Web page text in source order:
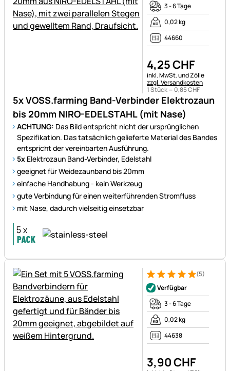
5x VOSS.farming Band-Verbinder Elektrozaun
bis 20mm NIRO-EDELSTAHL (mit Nase)
ACHTUNG: Das Bild entspricht nicht der ursprünglichen
Spezifikation. Das tatsächlich gelieferte Material des Bandes
entspricht der vereinbarten Ausführung.
5x Elektrozaun Band-Verbinder, Edelstahl
geeignet für Weidezaunband bis 20mm
einfache Handhabung - kein Werkzeug
gute Verbindung für einen weiterführenden Stromfluss
mit Nase, dadurch vielseitig einsetzbar
3 - 6 Tage
0,02 kg
44660
4,25CHF
Steuerhinweis:
inkl. MwSt. und Zölle
zzgl. Versandkosten
1 Stück = 0,85CHF
Bewertung: 5 von 5 (5
5 Bewertungen
(5)
Verfügbar
3 - 6 Tage
0,02 kg
44638
3,90CHF